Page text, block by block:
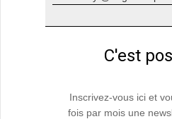
C'est
Inscrivez-vous ici et
fois par mois une